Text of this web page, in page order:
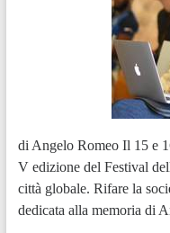
di Angelo Romeo Il 15 e
V edizione del Festival
città globale. Rifare la
dedicata alla memoria di